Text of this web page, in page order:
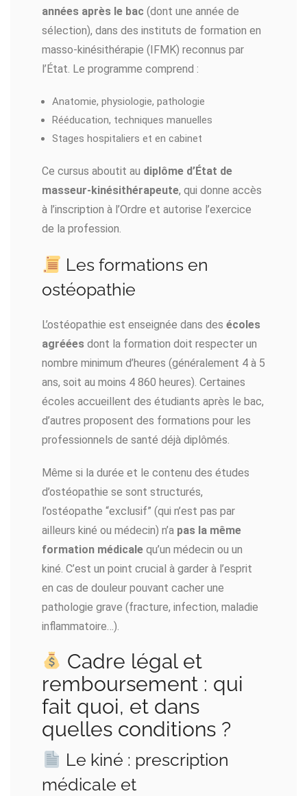
années après le bac (dont une année de
sélection), dans des instituts de formation en
masso-kinésithérapie (IFMK) reconnus par
l’État. Le programme comprend :
Anatomie, physiologie, pathologie
Rééducation, techniques manuelles
Stages hospitaliers et en cabinet
Ce cursus aboutit au diplôme d’État de
masseur-kinésithérapeute, qui donne accès
à l’inscription à l’Ordre et autorise l’exercice
de la profession.
Les formations en
ostéopathie
L’ostéopathie est enseignée dans des écoles
agréées dont la formation doit respecter un
nombre minimum d’heures (généralement 4 à 5
ans, soit au moins 4 860 heures). Certaines
écoles accueillent des étudiants après le bac,
d’autres proposent des formations pour les
professionnels de santé déjà diplômés.
Même si la durée et le contenu des études
d’ostéopathie se sont structurés,
l’ostéopathe “exclusif” (qui n’est pas par
ailleurs kiné ou médecin) n’a pas la même
formation médicale qu’un médecin ou un
kiné. C’est un point crucial à garder à l’esprit
en cas de douleur pouvant cacher une
pathologie grave (fracture, infection, maladie
inflammatoire…).
Cadre légal et
remboursement : qui
fait quoi, et dans
quelles conditions ?
Le kiné : prescription
médicale et